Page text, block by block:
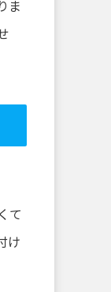
ま
て
け